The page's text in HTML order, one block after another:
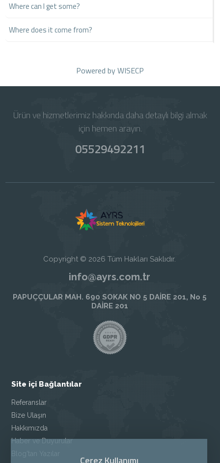
Where can I get some?
Where does it come from?
Powered byWISECP
Ürün ve hizmetlerimiz hakkında daha detaylı bilgi almak
için hemen arayın.
05529492211
Copyright © 2026 Tüm Hakları Saklıdır.
info@ayrs.com.tr
PAPUÇÇULAR MAH. 690 SOKAK NO 5 DAİRE 201, No 5
DAİRE 201
Site içi Bağlantılar
Referanslar
Bize Ulaşın
Hakkımızda
Haber ve Duyurular
Blog'tan Yazılar
Çerez Kullanımı